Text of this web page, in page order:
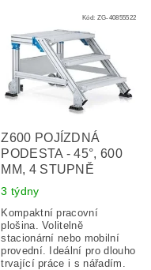
Kód: ZG-40855522
Z600 POJÍZDNÁ
PODESTA - 45°, 600
MM, 4 STUPNĚ
3 týdny
Kompaktní pracovní
plošina. Volitelně
stacionární nebo mobilní
provední. Ideální pro dlouho
trvající práce i s nářadím.